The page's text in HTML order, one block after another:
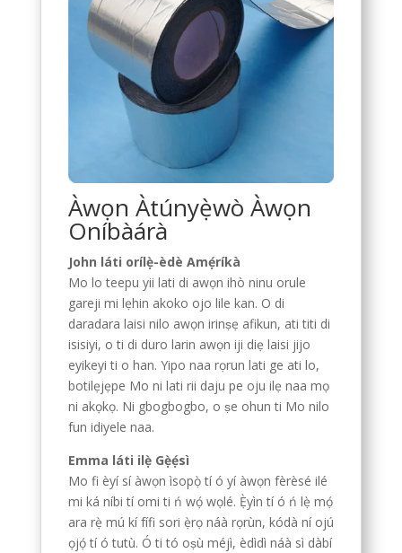
Àwọn Àtúnyẹ̀wò Àwọn
Oníbàárà
John láti orílẹ̀-èdè Amẹ́ríkà
Mo lo teepu yii lati di awọn ihò ninu orule
gareji mi lẹhin akoko ojo lile kan. O di
daradara laisi nilo awọn irinṣẹ afikun, ati titi di
isisiyi, o ti di duro larin awọn iji diẹ laisi jijo
eyikeyi ti o han. Yipo naa rọrun lati ge ati lo,
botilẹjẹpe Mo ni lati rii daju pe oju ilẹ naa mọ
ni akọkọ. Ni gbogbogbo, o ṣe ohun ti Mo nilo
fun idiyele naa.
Emma láti ilẹ̀ Gẹ̀ẹ́sì
Mo fi èyí sí àwọn ìsopọ̀ tí ó yí àwọn fèrèsé ilé
mi ká níbi tí omi ti ń wọ́ wọlé. Ẹ̀yìn tí ó ń lẹ̀ mọ́
ara rẹ̀ mú kí fífi sori ẹ̀rọ náà rọrùn, kódà ní ojú
ọjọ́ tí ó tutù. Ó ti tó oṣù méjì, èdìdì náà sì dàbí